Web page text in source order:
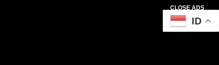
CLOSE ADS
ID